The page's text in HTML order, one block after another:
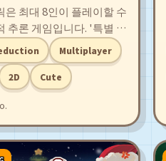
은 최대 8인이 플레이할 수
추론 게임입니다. '특별 수
름 하에 학교에서 펼쳐지
에서 살아남으세요. 상황
마음먹기에 따라 당신은
수도, 블랙이 될 수도 있습
거나... 배신하세요!
Multiplayer
2D Cute